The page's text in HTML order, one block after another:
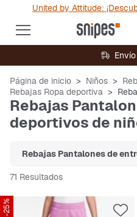
United by Attitude:
Página de inicio Niños
Rebajas Ropa deportiva
Rebajas
deportivos de
Rebajas Pantalones de
71 Resultados
-25%